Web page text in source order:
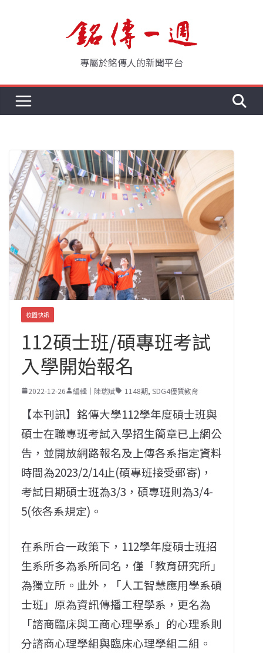
專屬於銘傳人的新聞平台
校園快訊
112碩士班/碩專班考試
入學開始報名
2022-12-26 編輯｜陳瑞斌 1148期, SDG4優質教育
【本刊訊】銘傳大學112學年度碩士班與
碩士在職專班考試入學招生簡章已上網公
告，並開放網路報名及上傳各系指定資料
時間為2023/2/14止(碩專班接受郵寄)，
考試日期碩士班為3/3，碩專班則為3/4-
5(依各系規定)。
在系所合一政策下，112學年度碩士班招
生系所多為系所同名，僅「教育研究所」
為獨立所。此外，「人工智慧應用學系碩
士班」原為資訊傳播工程學系，更名為
「諮商臨床與工商心理學系」的心理系則
分諮商心理學組與臨床心理學組二組。